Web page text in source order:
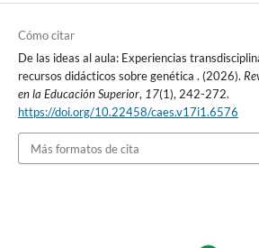
Cómo citar
De las ideas al aula: Experiencias
recursos didácticos sobre genética . (2026).
en la Educación Superior, 17(1), 242-272.
https://doi.org/10.22458/caes.v17i1.6576
Más formatos de cita